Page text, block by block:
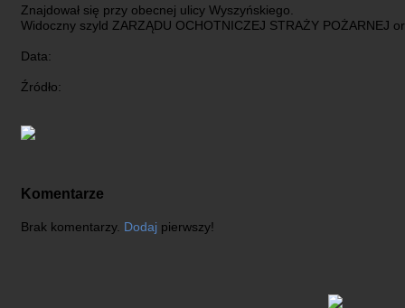
Znajdował się przy obecnej ulicy Wyszyńskiego.
Widoczny szyld ZARZĄDU OCHOTNICZEJ STRAŻY POŻARNEJ
Data:
Źródło:
Komentarze
Brak komentarzy. Dodaj pierwszy!